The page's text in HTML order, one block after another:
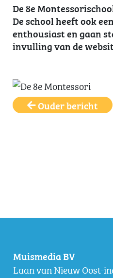
De 8e
De school heeft ook
enthousiast en gaan
invulling van de
Ouder bericht
Muismedia BV
Laan van Nieuw Oost-